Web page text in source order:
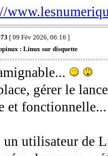
[ 09 Fév 2026, 06:16 ]
: Linux sur disquette
gérer le
et
un utilisateur de